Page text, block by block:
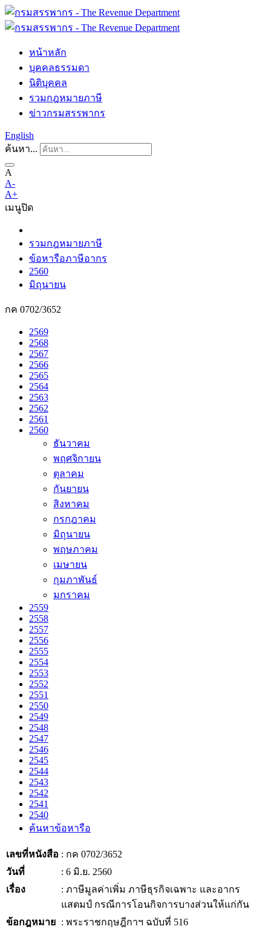
หน้าหลัก
บุคคลธรรมดา
นิติบุคคล
รวมกฎหมายภาษี
ข่าวกรมสรรพากร
English
ค้นหา...
A
A-
A+
เมนูปิด
รวมกฎหมายภาษี
ข้อหารือภาษีอากร
2560
มิถุนายน
กค 0702/3652
2569
2568
2567
2566
2565
2564
2563
2562
2561
2560
ธันวาคม
พฤศจิกายน
ตุลาคม
กันยายน
สิงหาคม
กรกฎาคม
มิถุนายน
พฤษภาคม
เมษายน
กุมภาพันธ์
มกราคม
2559
2558
2557
2556
2555
2554
2553
2552
2551
2550
2549
2548
2547
2546
2545
2544
2543
2542
2541
2540
ค้นหาข้อหารือ
เลขที่หนังสือ : กค 0702/3652
วันที่
: 6 มิ.ย. 2560
เรื่อง
: ภาษีมูลค่าเพิ่ม ภาษีธุรกิจเฉพาะ และอากร
แสตมป์ กรณีการโอนกิจการบางส่วนให้แก่กัน
ข้อกฎหมาย : พระราชกฤษฎีกาฯ ฉบับที่ 516